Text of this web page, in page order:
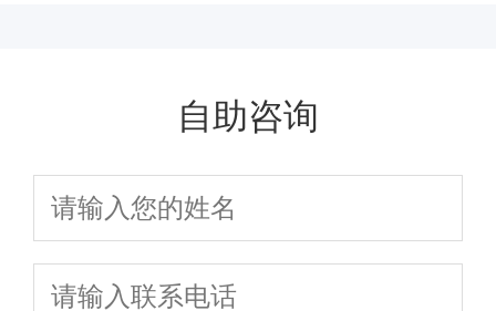
自助咨询